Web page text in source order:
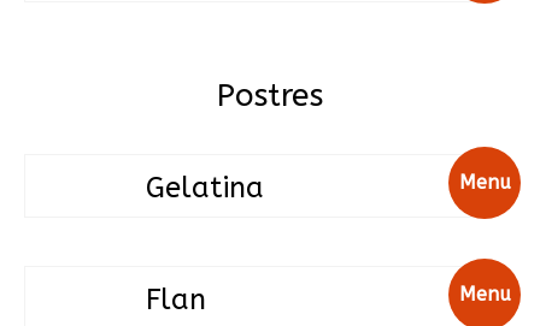
Postres
Gelatina Menu
Flan Menu